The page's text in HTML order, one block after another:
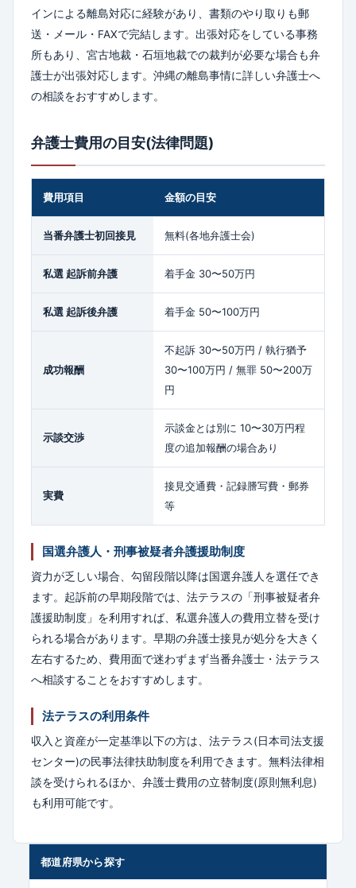
インによる離島対応に経験があり、書類のやり取りも郵
送・メール・FAXで完結します。出張対応をしている事務
所もあり、宮古地裁・石垣地裁での裁判が必要な場合も弁
護士が出張対応します。沖縄の離島事情に詳しい弁護士へ
の相談をおすすめします。
弁護士費用の目安(法律問題)
費用項目 金額の目安
当番弁護士初回接見 無料(各地弁護士会)
私選 起訴前弁護 着手金 30〜50万円
私選 起訴後弁護 着手金 50〜100万円
成功報酬
不起訴 30〜50万円 / 執行猶予
30〜100万円 / 無罪 50〜200万
円
示談交渉
示談金とは別に 10〜30万円程
度の追加報酬の場合あり
実費
接見交通費・記録謄写費・郵券
等
国選弁護人・刑事被疑者弁護援助制度
資力が乏しい場合、勾留段階以降は国選弁護人を選任でき
ます。起訴前の早期段階では、法テラスの「刑事被疑者弁
護援助制度」を利用すれば、私選弁護人の費用立替を受け
られる場合があります。早期の弁護士接見が処分を大きく
左右するため、費用面で迷わずまず当番弁護士・法テラス
へ相談することをおすすめします。
法テラスの利用条件
収入と資産が一定基準以下の方は、法テラス(日本司法支援
センター)の民事法律扶助制度を利用できます。無料法律相
談を受けられるほか、弁護士費用の立替制度(原則無利息)
も利用可能です。
都道府県から探す